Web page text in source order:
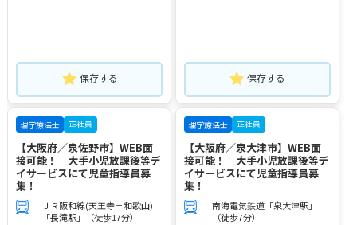
保存する 保存する
理学療法士 正社員
【大阪府／泉佐野市】WEB面
接可能！ 大手小児放課後等デ
イサービスにて児童指導員募
集！
ＪＲ阪和線(天王寺－和歌山)
「長滝駅」（徒歩17分）
理学療法士 正社員
【大阪府／泉大津市】WEB面
接可能！ 大手小児放課後等デ
イサービスにて児童指導員募
集！
南海電気鉄道「泉大津駅」
（徒歩7分）